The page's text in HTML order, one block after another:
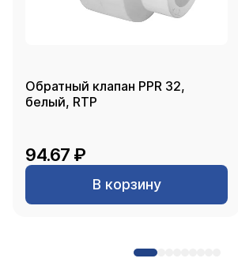
Обратный клапан PPR 32,
белый, RTP
94.67 ₽
В корзину